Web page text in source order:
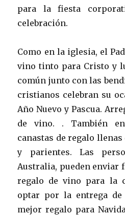
para la fiesta
celebración.
Como en la iglesia, el
vino tinto para Cristo y
común junto con las
cristianos celebran su
Año Nuevo y Pascua.
de vino. . También
canastas de regalo
y parientes. Las
Australia, pueden enviar
regalo de vino para la
optar por la entrega de
mejor regalo para